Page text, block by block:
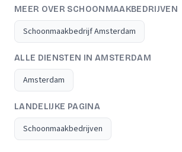
MEER OVER SCHOONMAAKBEDRIJVEN
Schoonmaakbedrijf Amsterdam
ALLE DIENSTEN IN AMSTERDAM
Amsterdam
LANDELIJKE PAGINA
Schoonmaakbedrijven